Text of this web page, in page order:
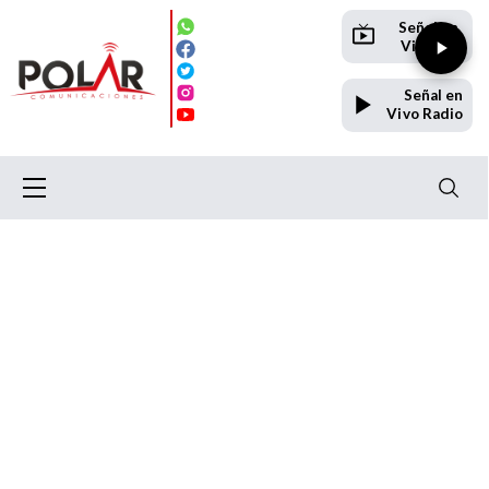
Señal en
Vivo TV
Señal en
Vivo Radio